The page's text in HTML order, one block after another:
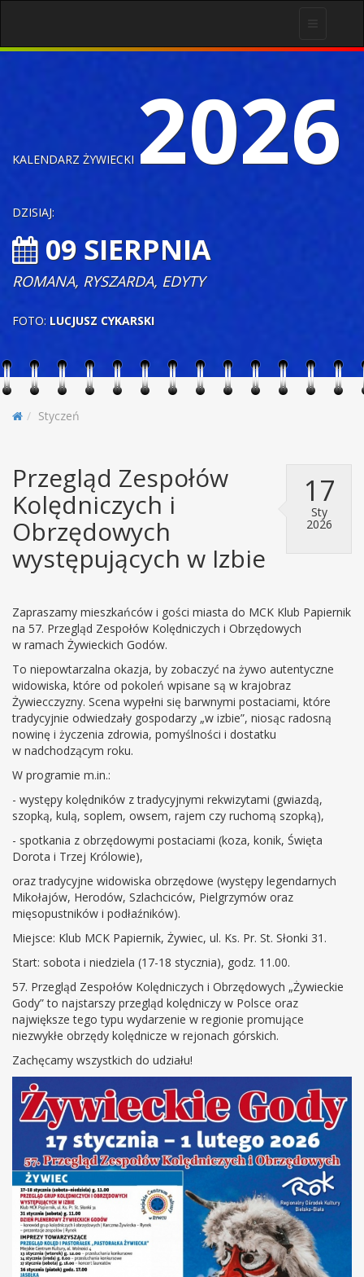
KALENDARZ ŻYWIECKI 2026
DZISIAJ:
09 SIERPNIA
ROMANA, RYSZARDA, EDYTY
FOTO: LUCJUSZ CYKARSKI
Styczeń
17
Sty
2026
Przegląd Zespołów
Kolędniczych i
Obrzędowych
występujących w Izbie
Zapraszamy mieszkańców i gości miasta do MCK Klub Papiernik
na 57. Przegląd Zespołów Kolędniczych i Obrzędowych
w ramach Żywieckich Godów.
To niepowtarzalna okazja, by zobaczyć na żywo autentyczne
widowiska, które od pokoleń wpisane są w krajobraz
Żywiecczyzny. Scena wypełni się barwnymi postaciami, które
tradycyjnie odwiedzały gospodarzy „w izbie”, niosąc radosną
nowinę i życzenia zdrowia, pomyślności i dostatku
w nadchodzącym roku.
W programie m.in.:
- występy kolędników z tradycyjnymi rekwizytami (gwiazdą,
szopką, kulą, soplem, owsem, rajem czy ruchomą szopką),
- spotkania z obrzędowymi postaciami (koza, konik, Święta
Dorota i Trzej Królowie),
oraz tradycyjne widowiska obrzędowe (występy legendarnych
Mikołajów, Herodów, Szlachciców, Pielgrzymów oraz
mięsopustników i podłaźników).
Miejsce: Klub MCK Papiernik, Żywiec, ul. Ks. Pr. St. Słonki 31.
Start: sobota i niedziela (17-18 stycznia), godz. 11.00.
57. Przegląd Zespołów Kolędniczych i Obrzędowych „Żywieckie
Gody” to najstarszy przegląd kolędniczy w Polsce oraz
największe tego typu wydarzenie w regionie promujące
niezwykłe obrzędy kolędnicze w rejonach górskich.
Zachęcamy wszystkich do udziału!